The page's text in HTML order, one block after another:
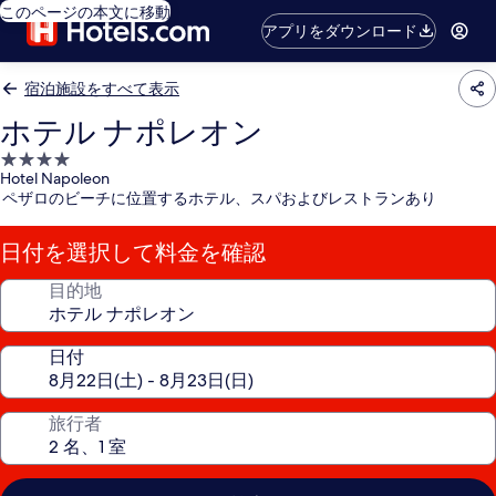
このページの本文に移動
アプリをダウンロード
宿泊施設をすべて表示
ホテル ナポレオン
4.0
つ
星
宿
泊
施
Hotel Napoleon
ペザロのビーチに位置するホテル、スパおよびレストランあり
日付を選択して料金を確認
目的地
日付
旅行者